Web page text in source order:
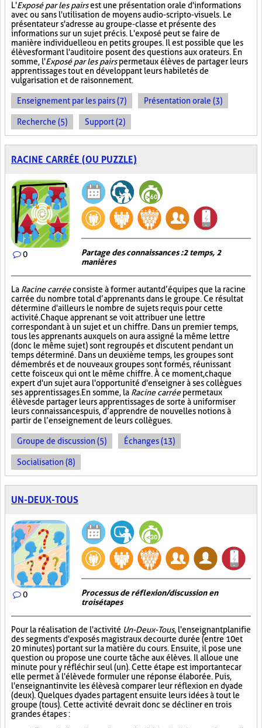
L'Exposé par les pairsest une présentation orale d'informations
avec ou sans l'utilisation de moyens audio-scripto-visuels. Le
présentateur s'adresse au groupe-classe et présente des
informations sur un sujet précis. L'exposé peut se faire de
manière individuelle ou en petits groupes. Il est possible que les
élèves formant l'auditoire posent des questions aux orateurs. En
somme, l'Exposé par les pairspermet aux élèves de partager leurs
apprentissages tout en développant leurs habiletés de
vulgarisation et de raisonnement.
Enseignement par les pairs (7) Présentation orale (3)
Recherche (5) Support (2)
RACINE CARRÉE (OU PUZZLE)
0
Partage des connaissances : 2 temps, 2
manières
La Racine carréeconsiste à former autant d’équipes que la racine
carrée du nombre total d’apprenants dans le groupe. Ce résultat
détermine d'ailleurs le nombre de sujets requis pour cette
activité. Chaque apprenant se voit attribuer une lettre
correspondant à un sujet et un chiffre. Dans un premier temps,
tous les apprenants auxquels on aura assigné la même lettre
(donc le même sujet) sont regroupés et discutent pendant un
temps déterminé. Dans un deuxième temps, les groupes sont
démembrés et de nouveaux groupes sont formés, réunissant
cette fois ceux qui ont le même chiffre. À ce moment, chaque
expert d'un sujet aura l'opportunité d'enseigner à ses collègues
ses apprentissages. En somme, la Racine carréepermet aux
élèves de partager leurs apprentissages de sorte à uniformiser
leurs connaissances puis, d’apprendre de nouvelles notions à
partir de l’enseignement de leurs collègues.
Groupe de discussion (5) Échanges (13)
Socialisation (8)
UN-DEUX-TOUS
0
Processus de réflexion/discussion en
trois étapes
Pour la réalisation de l'activité Un-Deux-Tous, l'enseignant planifie
des segments d'exposés magistraux de courte durée (entre 10 et
20 minutes) portant sur la matière du cours. Ensuite, il pose une
question ou propose une courte tâche aux élèves. Il alloue une
minute pour y réfléchir seul (un). Cette étape est importante car
elle permet à l'élève de formuler une réponse élaborée. Puis,
l'enseignant invite les élèves à comparer leur réflexion en dyade
(deux). Quelques dyades partagent ensuite leurs idées à tout le
groupe (tous). Cette activité devrait donc se décliner en trois
grandes étapes :